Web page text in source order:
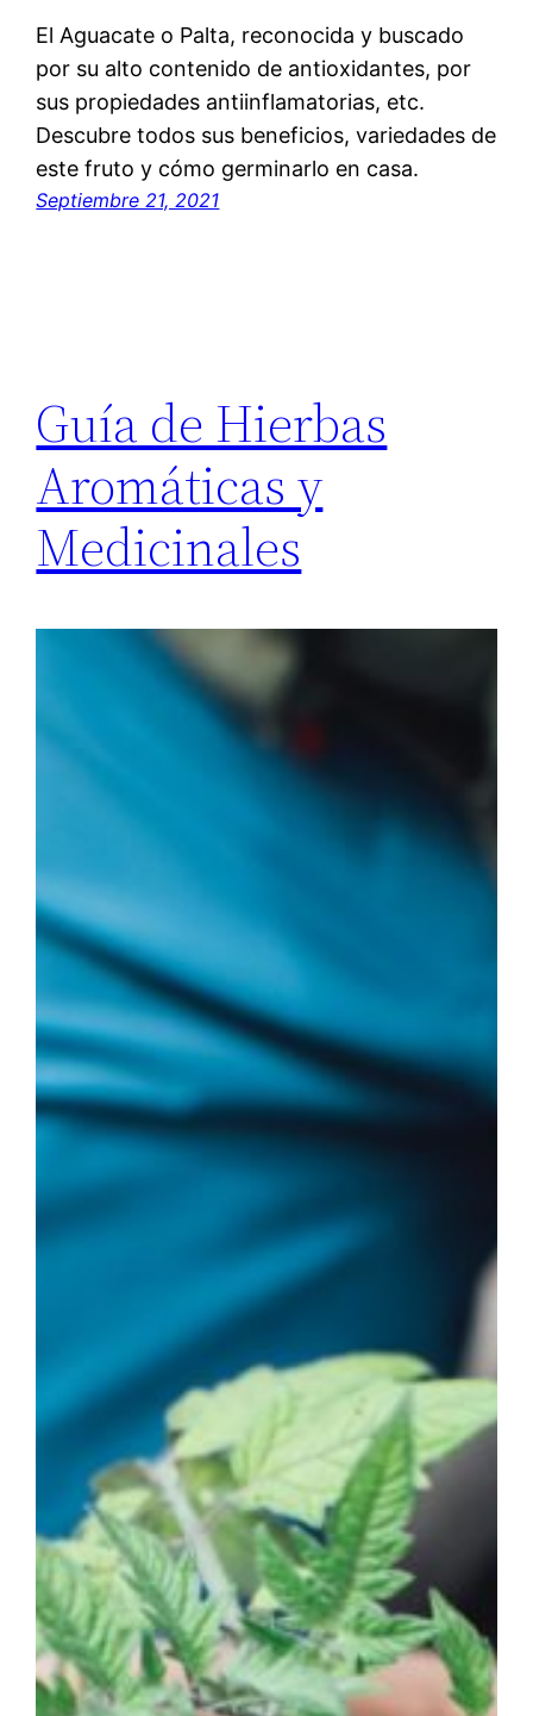
El Aguacate o Palta, reconocida y buscado
por su alto contenido de antioxidantes, por
sus propiedades antiinflamatorias, etc.
Descubre todos sus beneficios, variedades de
este fruto y cómo germinarlo en casa.
Septiembre 21, 2021
Guía de Hierbas
Aromáticas y
Medicinales